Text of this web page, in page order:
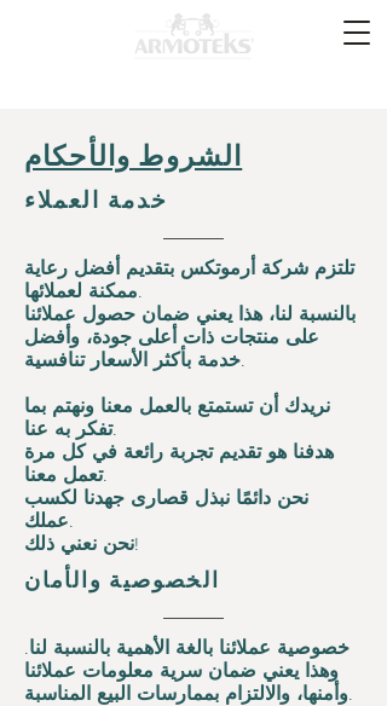
الشروط والأحكام
خدمة العملاء
تلتزم شركة أرموتكس بتقديم أفضل رعاية
ممكنة لعملائها.
بالنسبة لنا، هذا يعني ضمان حصول عملائنا
على منتجات ذات أعلى جودة، وأفضل
خدمة بأكثر الأسعار تنافسية.
نريدك أن تستمتع بالعمل معنا ونهتم بما
تفكر به عنا.
هدفنا هو تقديم تجربة رائعة في كل مرة
تعمل معنا.
نحن دائمًا نبذل قصارى جهدنا لكسب
عملك.
نحن نعني ذلك!
الخصوصية والأمان
خصوصية عملائنا بالغة الأهمية بالنسبة لنا.
وهذا يعني ضمان سرية معلومات عملائنا
وأمنها، والالتزام بممارسات البيع المناسبة.